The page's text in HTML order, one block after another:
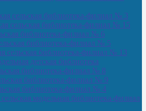
сельская библиотека-филиал № 3
сельская библиотека-филиал № 15
библиотека-филиал № 6
библиотека-филиал № 5
сельская библиотека-филиал № 13
детская библиотека
библиотека-филиал № 8
библиотека-филиал № 9
библиотека-филиал № 4
модельная библиотека-филиал